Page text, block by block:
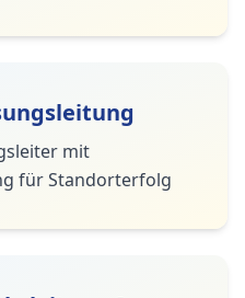
mit
für Standorterfolg